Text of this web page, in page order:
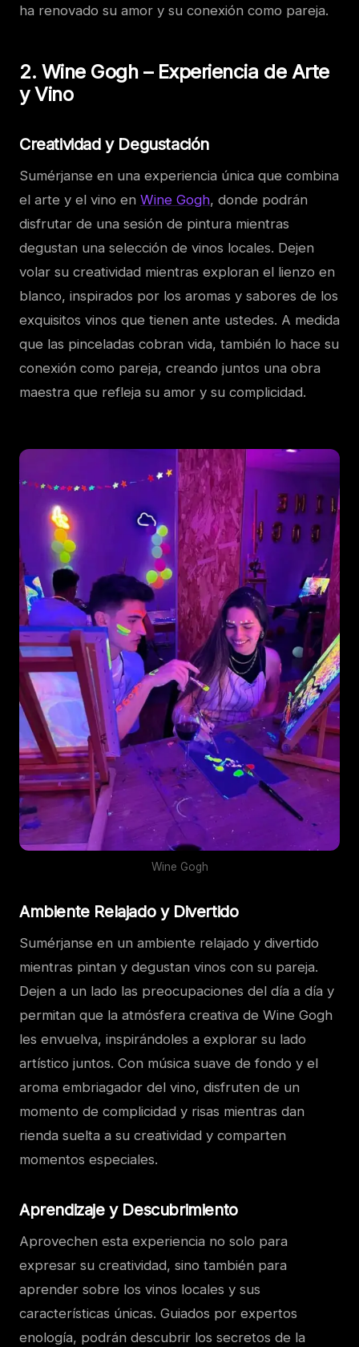
ha renovado su amor y su conexión como pareja.
2. Wine Gogh – Experiencia de Arte
y Vino
Creatividad y Degustación
Sumérjanse en una experiencia única que combina
el arte y el vino en Wine Gogh, donde podrán
disfrutar de una sesión de pintura mientras
degustan una selección de vinos locales. Dejen
volar su creatividad mientras exploran el lienzo en
blanco, inspirados por los aromas y sabores de los
exquisitos vinos que tienen ante ustedes. A medida
que las pinceladas cobran vida, también lo hace su
conexión como pareja, creando juntos una obra
maestra que refleja su amor y su complicidad.
Wine Gogh
Ambiente Relajado y Divertido
Sumérjanse en un ambiente relajado y divertido
mientras pintan y degustan vinos con su pareja.
Dejen a un lado las preocupaciones del día a día y
permitan que la atmósfera creativa de Wine Gogh
les envuelva, inspirándoles a explorar su lado
artístico juntos. Con música suave de fondo y el
aroma embriagador del vino, disfruten de un
momento de complicidad y risas mientras dan
rienda suelta a su creatividad y comparten
momentos especiales.
Aprendizaje y Descubrimiento
Aprovechen esta experiencia no solo para
expresar su creatividad, sino también para
aprender sobre los vinos locales y sus
características únicas. Guiados por expertos
enología, podrán descubrir los secretos de la